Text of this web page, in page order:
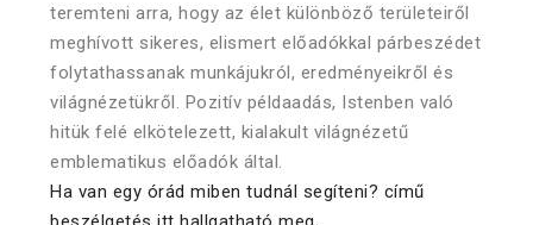
teremteni arra, hogy az élet különböző területeiről
meghívott sikeres, elismert előadókkal párbeszédet
folytathassanak munkájukról, eredményeikről és
világnézetükről. Pozitív példaadás, Istenben való
hitük felé elkötelezett, kialakult világnézetű
emblematikus előadók által.
Ha van egy órád miben tudnál segíteni? című